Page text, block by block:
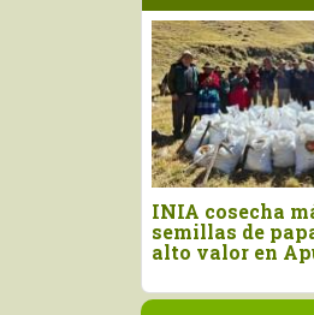
más de 9.160
papa nativa de
se
de